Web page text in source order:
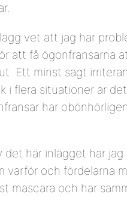
vet att jag har
att få ögonfransarna
Ett minst sagt
i flera situationer är
har
här inlägget har
varför och fördelarna
mascara och har